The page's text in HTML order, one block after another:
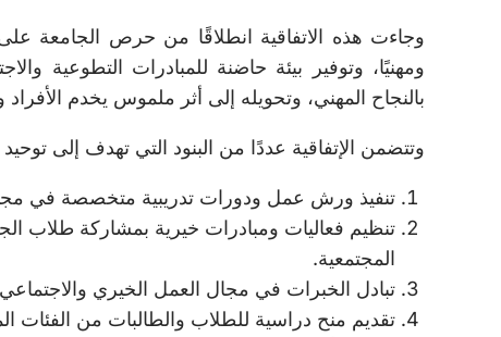
وجاءت هذه الاتفاقية انطلاقًا من حرص الجامعة
ومهنيًا، وتوفير بيئة حاضنة للمبادرات التطوعية
بالنجاح المهني، وتحويله إلى أثر ملموس يخدم
وتتضمن الإتفاقية عددًا من البنود التي تهدف إلى
تنفيذ ورش عمل ودورات تدريبية متخصصة في
تنظيم فعاليات ومبادرات خيرية بمشاركة طلاب
المجتمعية.
تبادل الخبرات في مجال العمل الخيري
تقديم منح دراسية للطلاب والطالبات من الفئات